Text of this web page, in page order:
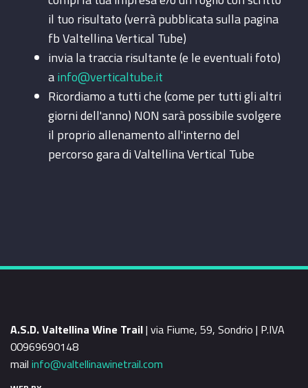
il tuo risultato (verrà pubblicata sulla pagina
fb Valtellina Vertical Tube)
invia la traccia risultante (e le eventuali foto)
ainfo@verticaltube.it
Ricordiamo a tutti che (come per tutti gli altri
giorni dell'anno) NON sarà possibile svolgere
il proprio allenamento all'interno del
percorso gara di Valtellina Vertical Tube
A.S.D. Valtellina Wine Trail| via Fiume, 59, Sondrio | P.IVA
00969690148
mail info@valtellinawinetrail.com